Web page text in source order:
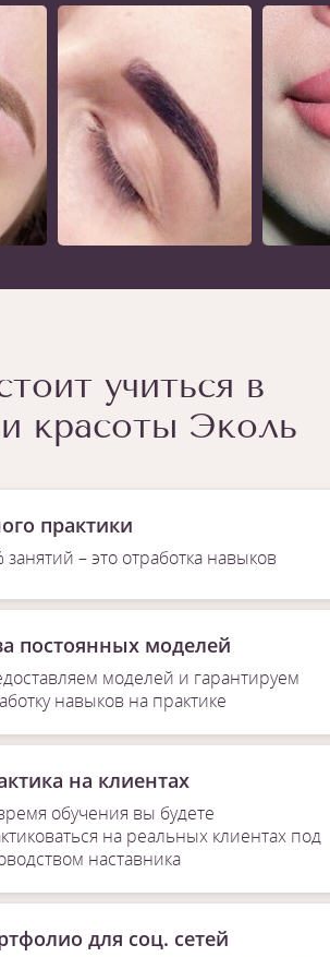
учиться в
красоты Эколь
практики
занятий – это отработка навыков
постоянных моделей
моделей и гарантируем
навыков на практике
на клиентах
обучения вы будете
на реальных клиентах под
наставника
для соц. сетей